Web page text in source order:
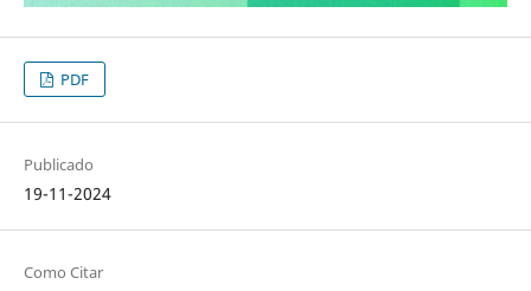
PDF
Publicado
19-11-2024
Como Citar